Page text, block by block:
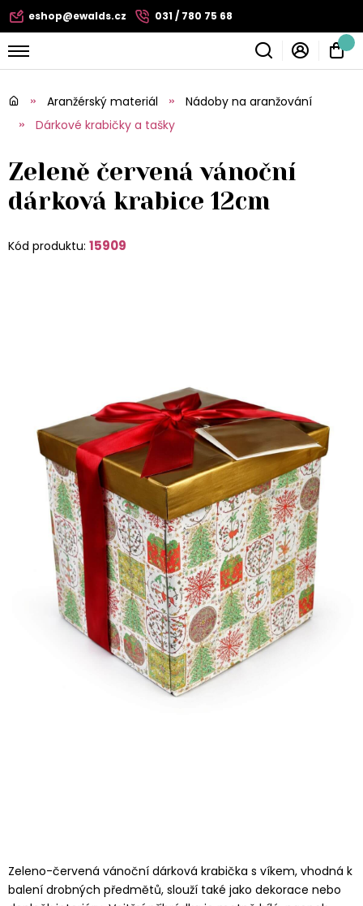
eshop@ewalds.cz 031 / 780 75 68
Aranžérský materiál
Nádoby na aranžování
Dárkové krabičky a tašky
Zeleně červená vánoční
dárková krabice 12cm
Kód produktu: 15909
Zeleno-červená vánoční dárková krabička s víkem, vhodná k
balení drobných předmětů, slouží také jako dekorace nebo